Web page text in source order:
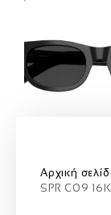
Αρχική
SPR C09